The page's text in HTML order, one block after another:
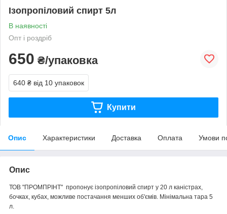
Ізопропіловий спирт 5л
В наявності
Опт і роздріб
650 ₴/упаковка
640 ₴ від 10 упаковок
Купити
Опис Характеристики Доставка Оплата Умови
Опис
ТОВ "ПРОМПРІНТ" пропонує ізопропіловий спирт у 20 л каністрах,
бочках, кубах, можливе постачання менших об'ємів. Мінімальна тара 5
л.